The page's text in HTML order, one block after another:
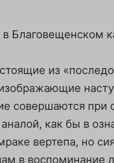
Благовещенском
из
совершаются при
как бы в
вертепа, но
в воспоминание